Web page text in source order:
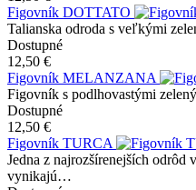
Figovník DOTTATO
Talianska odroda s veľkými
Dostupné
12,50 €
Figovník MELANZANA
Figovník s podlhovastými
Dostupné
12,50 €
Figovník TURCA
Jedna z najrozšírenejších
vynikajú…